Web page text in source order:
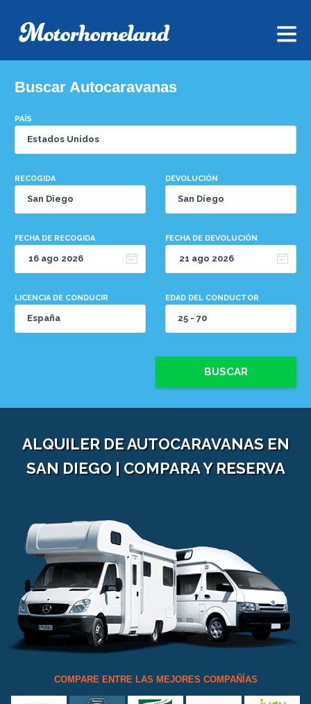
Buscar Autocaravanas
PAÍS
RECOGIDA DEVOLUCIÓN
FECHA DE RECOGIDA FECHA DE DEVOLUCIÓN
LICENCIA DE CONDUCIR EDAD DEL CONDUCTOR
BUSCAR
ALQUILER DE AUTOCARAVANAS EN
SAN DIEGO | COMPARA Y RESERVA
COMPARE ENTRE LAS MEJORES COMPAÑÍAS